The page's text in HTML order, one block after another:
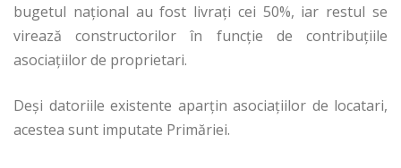
bugetul național au fost livrați cei 50%, iar restul se
virează constructorilor în funcție de contribuțiile
asociațiilor de proprietari.
Deși datoriile existente aparțin asociațiilor de locatari,
acestea sunt imputate Primăriei.